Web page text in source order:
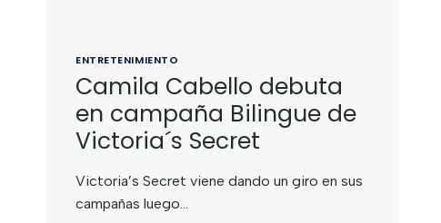
ENTRETENIMIENTO
Camila Cabello debuta
en campaña Bilingue de
Victoria´s Secret
Victoria’s Secret viene dando un giro en sus
campañas luego…